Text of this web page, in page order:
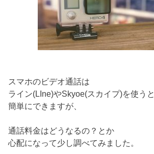
スマホのビデオ通話は
ライン(LIne)やSkyoe(スカイプ)を使うと
簡単にできますが、
通話料金はどうなるの？とか
心配になって少し調べてみました。